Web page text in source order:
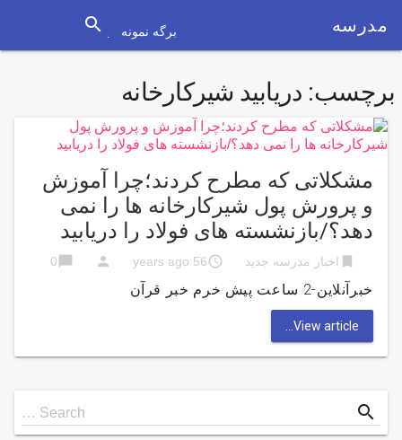
مدرسه برگه نمونه search
برچسب: دریابید شیرکارخانه
مشکلاتی که مطرح کردند؛چرا آموزش
و پرورش پول شیرکارخانه ها را نمی
دهد؟/بازنشسته های فولاد را دریابید
bookmark اخبار مدرسه جدید access_time
56 years ago
person
chat_bubble
0
خبرآنلاین-2 ساعت پیش خرم خبر قرآن
View article...
Search
for
Search … search